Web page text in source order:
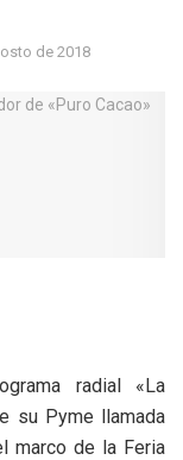
de 2018
radial «La
su Pyme llamada
marco de la Feria